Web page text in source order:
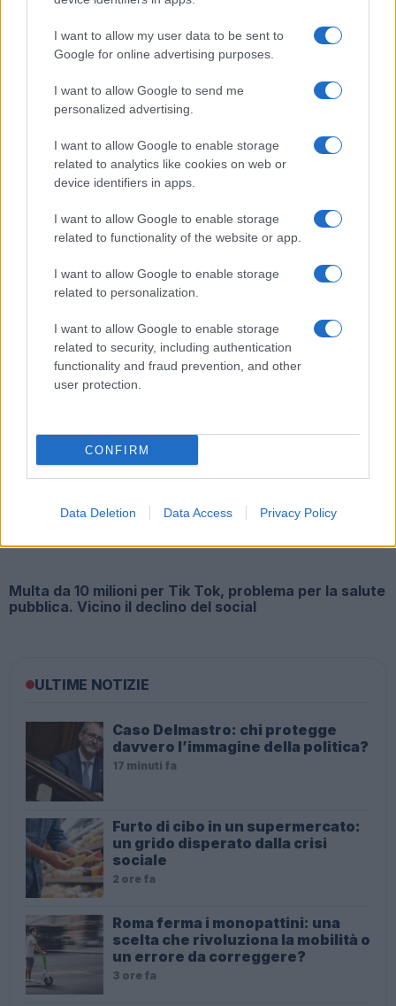
I want to allow my user data to be sent to
Google for online advertising purposes.
I want to allow Google to send me
personalized advertising.
I want to allow Google to enable storage
related to analytics like cookies on web or
device identifiers in apps.
I want to allow Google to enable storage
related to functionality of the website or app.
I want to allow Google to enable storage
related to personalization.
I want to allow Google to enable storage
related to security, including authentication
functionality and fraud prevention, and other
user protection.
CONFIRM
Data Deletion Data Access Privacy Policy
Incidente Roma Sicurezza Stradale
Roma sotto attacco: la ‘ndrangheta e il suo primo
‘locale’
Dolori alla spalla e rimedi, le protesi diventano
sempre più custom made
Multa da 10 milioni per Tik Tok, problema per la salute
pubblica. Vicino il declino del social
ULTIME NOTIZIE
Caso Delmastro: chi protegge
davvero l’immagine della politica?
17 minuti fa
Furto di cibo in un supermercato:
un grido disperato dalla crisi
sociale
2 ore fa
Roma ferma i monopattini: una
scelta che rivoluziona la mobilità o
un errore da correggere?
3 ore fa